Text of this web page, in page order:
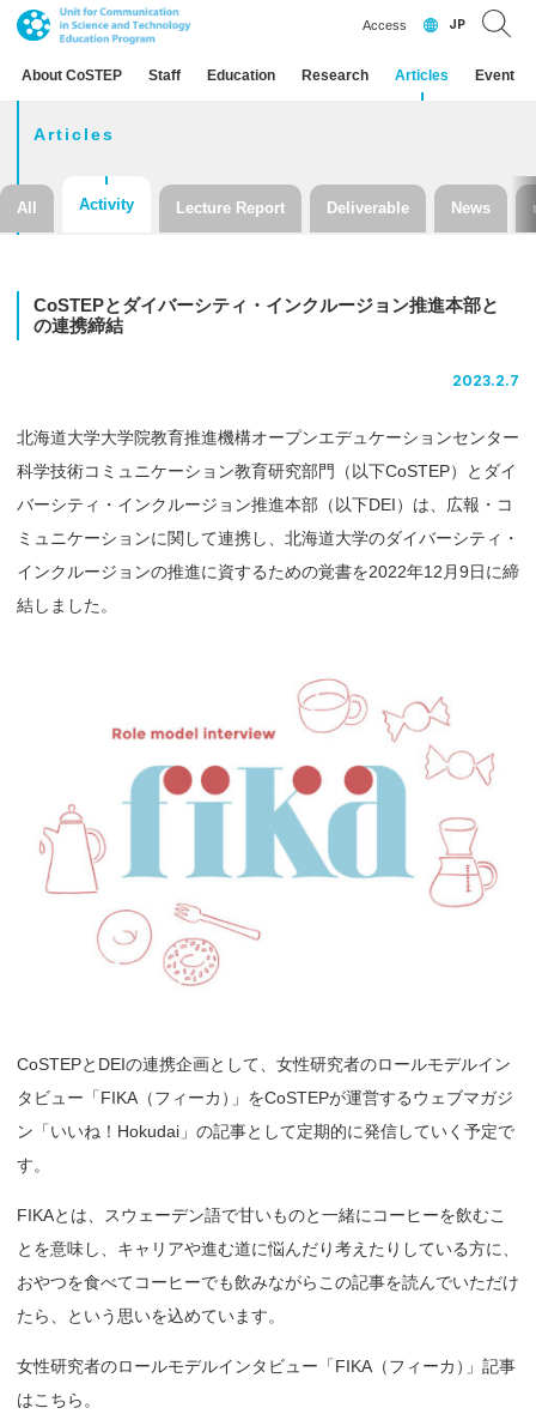
About CoSTEP Staff Education Research Articles Event
Access JP
Articles
All Activity Lecture Report Deliverable News
CoSTEPとダイバーシティ ・ インクルージョン推進本部と
の連携締結
2023.2.7
北海道大学大学院教育推進機構オープンエデュケーションセンター
科学技術コミュニケーション教育研究部門（以下CoSTEP）と ダイ
バーシティ・インクルージョン推進本部 （以下DEI） は、 広報・コ
ミュニケーションに関して連携し、 北海道大学のダイバーシティ・
インクルージョンの推進に資するための覚書を2022年12月9日に締
結しました。
CoSTEPとDEIの連携企画として、女性研究者のロールモデルイン
タビュー「FIKA（フィーカ ） 」をCoSTEPが運営するウェブマガジ
ン「いいね！Hokudai」の記事として定期的に発信していく予定で
す。
FIKAとは、スウェーデン語で甘いものと一緒にコーヒーを飲むこ
とを意味し、キャリアや進む道に悩んだり考えたりしている方に、
おやつを食べてコーヒーでも飲みながらこの記事を読んでいただけ
たら、という思いを込めています。
女性研究者のロールモデルインタビュー「FIKA（フィーカ ） 」記事
はこちら。